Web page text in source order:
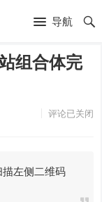
导航
组合体完
评论已关闭
描左侧二维码